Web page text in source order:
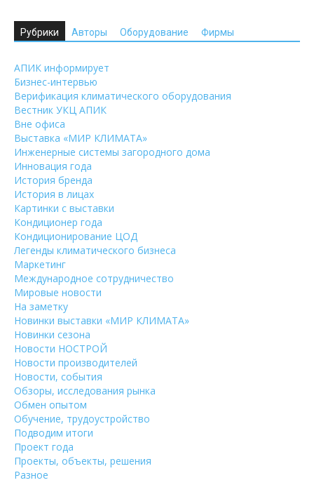
Рубрики Авторы Оборудование Фирмы
АПИК информирует
Бизнес-интервью
Верификация климатического оборудования
Вестник УКЦ АПИК
Вне офиса
Выставка «МИР КЛИМАТА»
Инженерные системы загородного дома
Инновация года
История бренда
История в лицах
Картинки с выставки
Кондиционер года
Кондиционирование ЦОД
Легенды климатического бизнеса
Маркетинг
Международное сотрудничество
Мировые новости
На заметку
Новинки выставки «МИР КЛИМАТА»
Новинки сезона
Новости НОСТРОЙ
Новости производителей
Новости, события
Обзоры, исследования рынка
Обмен опытом
Обучение, трудоустройство
Подводим итоги
Проект года
Проекты, объекты, решения
Разное